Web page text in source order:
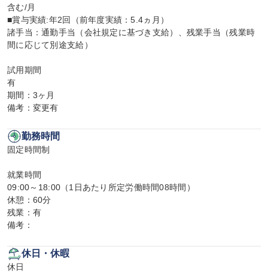
含む/月
■賞与実績:年2回（前年度実績：5.4ヵ月）
諸手当：通勤手当（会社規定に基づき支給）、残業手当（残業時
間に応じて別途支給）
試用期間
有
期間：3ヶ月
備考：変更有
勤務時間
固定時間制
就業時間
09:00～18:00（1日あたり所定労働時間08時間）
休憩：60分
残業：有
備考：
休日・休暇
休日